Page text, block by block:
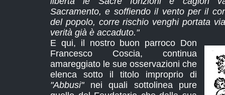
Sacramento, e soffiendo il vento per il
del popolo, corre rischio venghi portata
verità già è accaduto."
E qui, il nostro buon parroco Don
Francesco Coscia, continua
amareggiato le sue osservazioni che
elenca sotto il titolo improprio di
"Abbusi"nei quali sottolinea pure